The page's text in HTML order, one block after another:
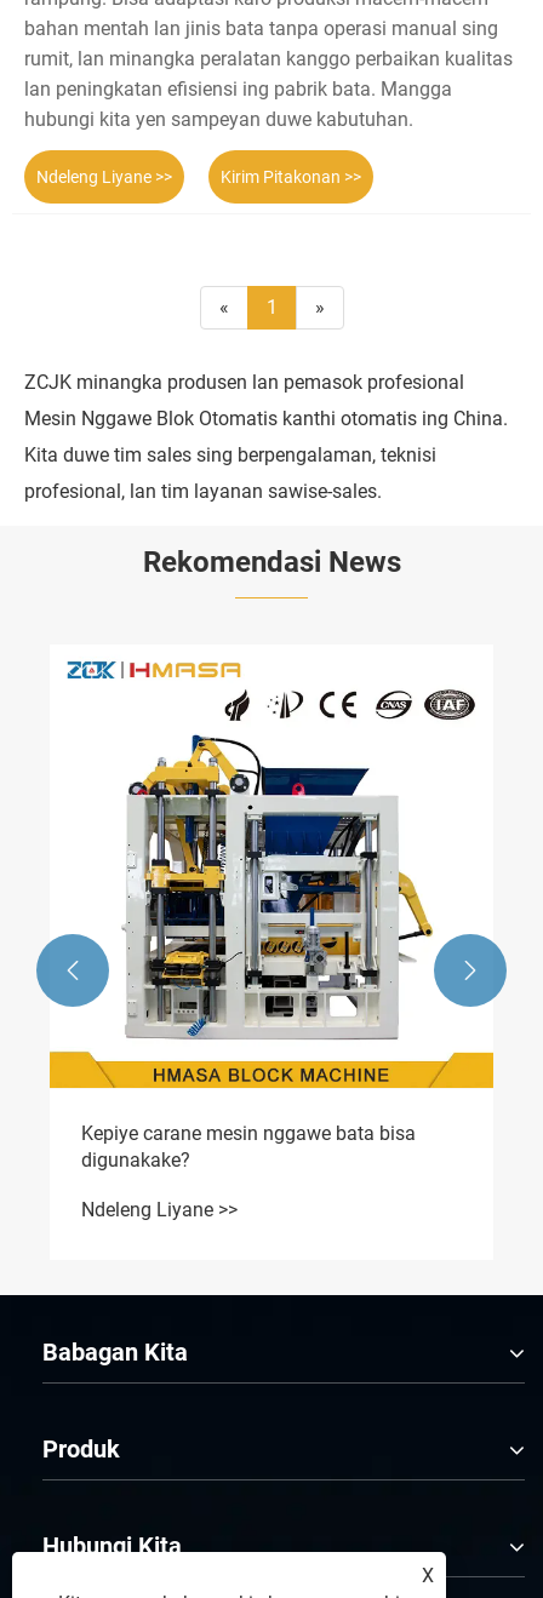
bahan mentah lan jinis bata tanpa operasi manual sing
rumit, lan minangka peralatan kanggo perbaikan kualitas
lan peningkatan efisiensi ing pabrik bata. Mangga
hubungi kita yen sampeyan duwe kabutuhan.
Ndeleng Liyane >> Kirim Pitakonan >>
« 1 »
ZCJK minangka produsen lan pemasok profesional
Mesin Nggawe Blok Otomatis kanthi otomatis ing China.
Kita duwe tim sales sing berpengalaman, teknisi
profesional, lan tim layanan sawise-sales.
Rekomendasi News
Kepiye carane mesin nggawe bata bisa
digunakake?
Ndeleng Liyane >>
 
Babagan Kita
Produk
Hubungi Kita
X